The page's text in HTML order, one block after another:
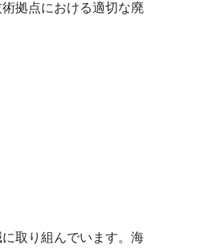
拠点における適切な廃
取り組んでいます。海